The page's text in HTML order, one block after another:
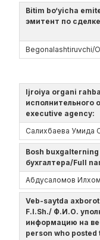
Bitim bo‘yicha
эмитент по
Begonalashtiruvchi/
Ijroiya organi
исполнительного
executive agency:
Салихбаева Умида
Bosh
бухгалтера/Full
Абдусаломов
Veb-saytda
F.I.Sh./ Ф.И.О.
информацию на
person who